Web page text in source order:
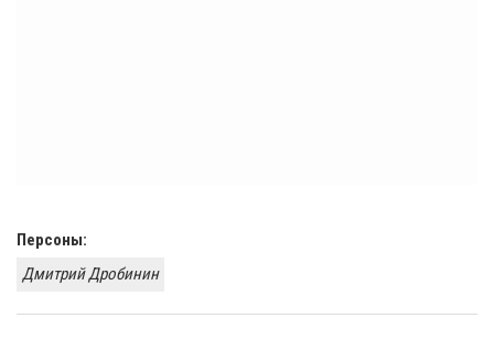
Персоны:
Дмитрий Дробинин